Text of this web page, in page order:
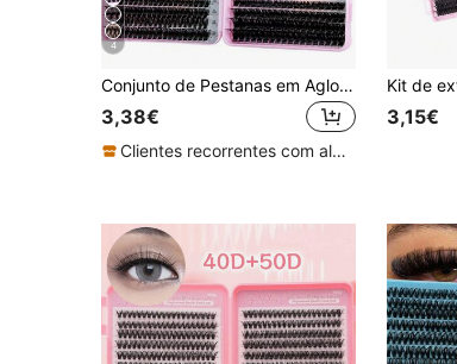
4
Conjunto de Pestanas em Aglomerados 632/300, Mistura 30D 40D 50D 60D 80D 100D 0,07 mm, Pestanas Sintéticas de Vison 10-18 mm, Pestanas Russas 3D Naturais Reutilizáveis, Adequadas para Iniciantes DIY em Casa
3,38€
Clientes recorrentes com alta taxa de retorno
3,15€